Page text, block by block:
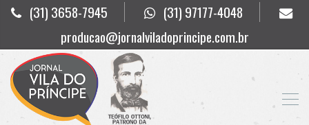
(31) 3658-7945
(31) 97177-4048
producao@jornalviladoprincipe.com.br